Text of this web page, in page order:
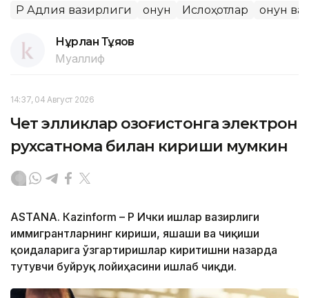
ҚР Адлия вазирлиги Қонун Ислоҳотлар Қонун ва
Нұрлан Тұяқов
Муаллиф
14:37, 04 Август 2026
Чет элликлар Қозоғистонга электрон
рухсатнома билан кириши мумкин
ASTANА. Кazinform – ҚР Ички ишлар вазирлиги
иммигрантларнинг кириши, яшаши ва чиқиши
қоидаларига ўзгартиришлар киритишни назарда
тутувчи буйруқ лойиҳасини ишлаб чиқди.